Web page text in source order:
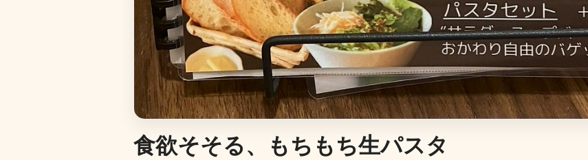
食欲そそる、もちもち生パスタ